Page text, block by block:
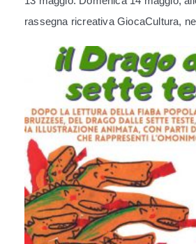
rassegna ricreativa GiocaCultura,